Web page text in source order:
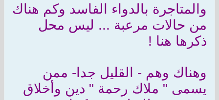
والمتاجرة بالدواء الفاسد وكم هناك
من حالات مرعبة ... ليس محل
ذكرها هنا !
وهناك وهم - القليل جدا- ممن
يسمى " ملاك رحمة " دين وأخلاق